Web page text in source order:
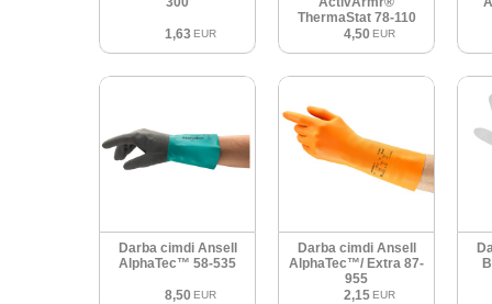
1,63 EUR
ThermaStat 78-110
4,50 EUR
Darba cimdi Ansell
AlphaTec™ 58-535
8,50 EUR
Darba cimdi Ansell
AlphaTec™/ Extra 87-
955
2,15 EUR